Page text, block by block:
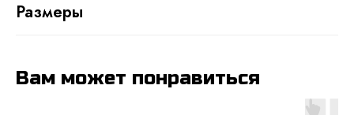
Размеры
Вам может понравиться